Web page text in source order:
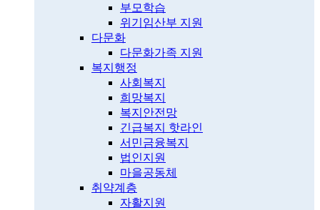
부모학습
위기임산부 지원
다문화
다문화가족 지원
복지행정
사회복지
희망복지
복지안전망
긴급복지 핫라인
서민금융복지
법인지원
마을공동체
취약계층
자활지원